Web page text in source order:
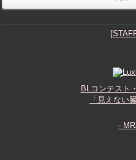
[
BLコンテスト
「見えない
-